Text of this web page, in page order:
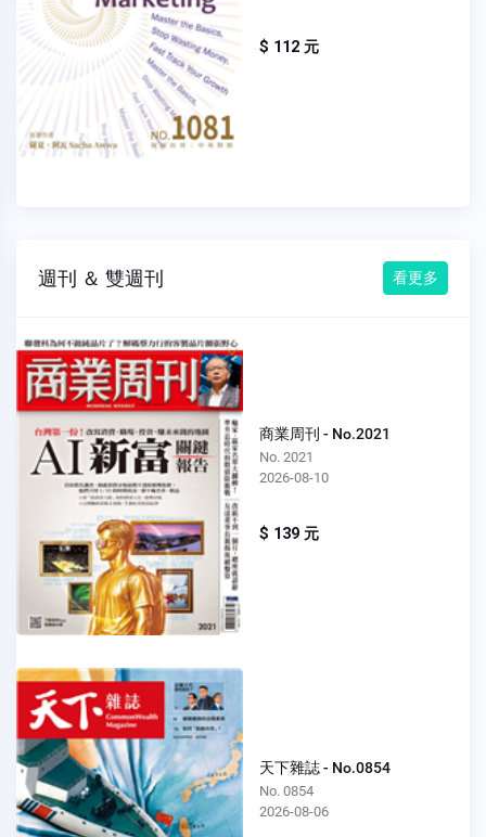
$ 112 元
週刊 ＆ 雙週刊 看更多
商業周刊 - No.2021
No. 2021
2026-08-10
$ 139 元
天下雜誌 - No.0854
No. 0854
2026-08-06